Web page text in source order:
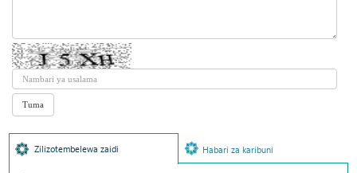
Zilizotembelewa zaidi Habari za karibuni